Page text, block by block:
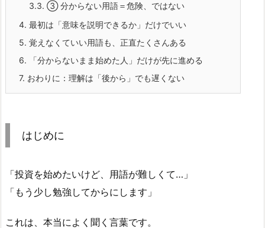
3.3. ③ 分からない用語＝危険、ではない
4. 最初は「意味を説明できるか」だけでいい
5. 覚えなくていい用語も、正直たくさんある
6. 「分からないまま始めた人」だけが先に進める
7. おわりに：理解は「後から」でも遅くない
はじめに
「投資を始めたいけど、用語が難しくて…」
「もう少し勉強してからにします」
これは、本当によく聞く言葉です。